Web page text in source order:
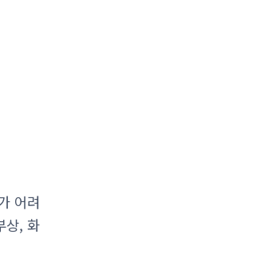
어려
상, 화